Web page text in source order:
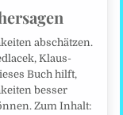
abschätzen.
Klaus-
Buch hilft,
besser
Zum Inhalt: